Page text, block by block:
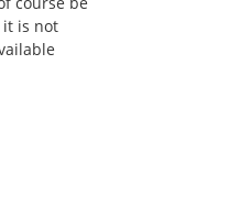
it is not